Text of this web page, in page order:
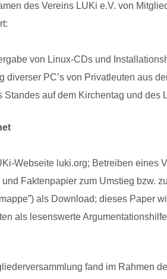
des Vereins LUKi e.V. von
von Linux-CDs und
diverser PC’s von Privatleuten aus
Standes auf dem Kirchentag und des
Webseite luki.org; Betreiben eines
Faktenpapier zum Umstieg bzw.
als Download; dieses Paper
als lesenswerte
fand im Rahmen